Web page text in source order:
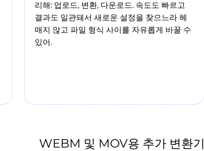
리해: 업로드, 변환, 다운로드. 속도도 빠르고
결과도 일관돼서 새로운 설정을 찾으느라 헤
매지 않고 파일 형식 사이를 자유롭게 바꿀 수
있어.
WEBM 및 MOV용 추가 변환기